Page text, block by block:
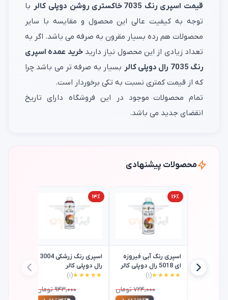
قیمت اسپری رنگ 7035 خاکستری روشن دوپلی کالر
با
توجه به کیفیت عالی این محصول و مقایسه با سایر
محصولات هم رده بسیار مقرون به صرفه می باشد. اگر به
تعداد زیادی از این محصول نیاز داریدخرید عمده اسپری
رنگ 7035 رال دوپلی کالر
بسیار به صرفه تر می باشد چرا
که از قیمت کمتری نسبت به تکی برخوردار است.
تمام محصولات موجود در این فروشگاه دارای تاریخ
انقضای جدید می باشد.
محصولات پیشنهادی
۱۶٪
اسپری رنگ آبی فیروزه
ای 5018 رال دوپلی کالر
★★★★★(۱)
۷۲۴,۰۰۰ تومان
۱۴٪
اسپری رنگ زرشکی 3004
رال دوپلی کالر
★★★★★(۱)
۹۴۳,۰۰۰ تومان